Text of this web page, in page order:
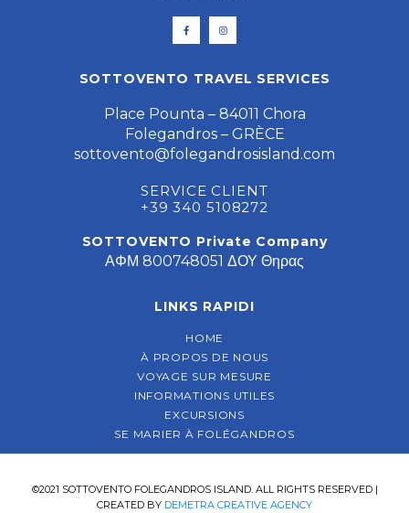
SOTTOVENTO TRAVEL SERVICES
Place Pounta – 84011 Chora
Folegandros – GRÈCE
sottovento@folegandrosisland.com
SERVICE CLIENT
+39 340 5108272
SOTTOVENTO Private Company
ΑΦΜ 800748051 ΔΟΥ Θηρας
LINKS RAPIDI
HOME
À PROPOS DE NOUS
VOYAGE SUR MESURE
INFORMATIONS UTILES
EXCURSIONS
SE MARIER À FOLÉGANDROS
©2021 SOTTOVENTO FOLEGANDROS ISLAND. ALL RIGHTS RESERVED |
CREATED BY DEMETRA CREATIVE AGENCY